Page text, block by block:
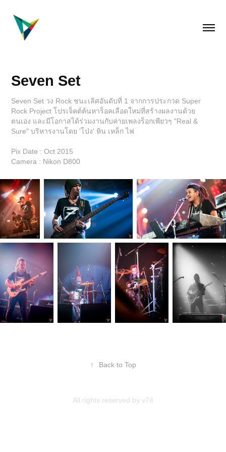
Seven Set
Seven Set วง Rock ชนะเลิศอันดับที่ 1 จากการประกวด Super
Rock Project โปรเจ็คต์ค้นหาร็อคเลือดใหม่ที่สร้างผลงานด้วย
ตนเอง และมีโอกาสได้ร่วมงานกับค่ายเพลงร็อกเพียวๆ "Real &
Sure" บริหารงานโดย 'โป่ง' หิน เหล็ก ไฟ
Pix Date : Oct 2015
Camera : Nikon D800
↑ Back to Top
All rights reserved by v74